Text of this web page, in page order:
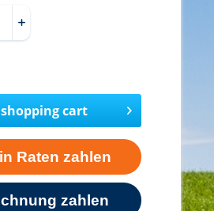
shopping cart